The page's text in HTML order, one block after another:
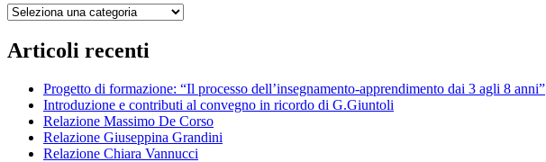
Categorie
Articoli recenti
Progetto di formazione: “Il processo dell’insegnamento-apprendimento dai 3 agli 8 anni”
Introduzione e contributi al convegno in ricordo di G.Giuntoli
Relazione Massimo De Corso
Relazione Giuseppina Grandini
Relazione Chiara Vannucci